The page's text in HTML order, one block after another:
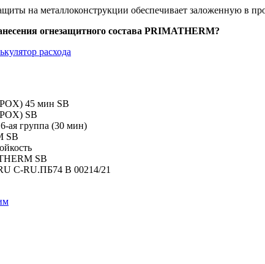
на металлоконструкции обеспечивает заложенную в
огнезащитного состава PRIMATHERM?
расхода